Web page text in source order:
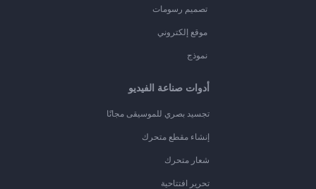
تصميم رسومات
موقع إلكتروني
نموذج
أدوات صناعة الفيديو
تجسيد بصري للموسيقى مجانًا
إنشاء مقطع متحرك
شعار متحرك
تحرير افتتاحية